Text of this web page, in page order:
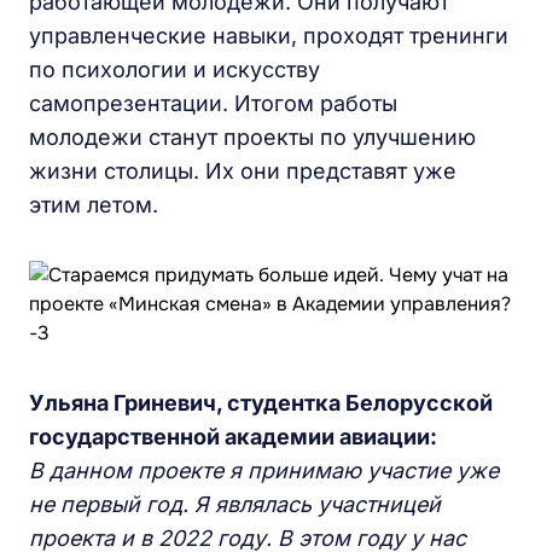
управленческие навыки, проходят тренинги
по психологии и искусству
самопрезентации. Итогом работы
молодежи станут проекты по улучшению
жизни столицы. Их они представят уже
этим летом.
Ульяна Гриневич, студентка Белорусской
государственной академии авиации:
В данном проекте я принимаю участие уже
не первый год. Я являлась участницей
проекта и в 2022 году. В этом году у нас